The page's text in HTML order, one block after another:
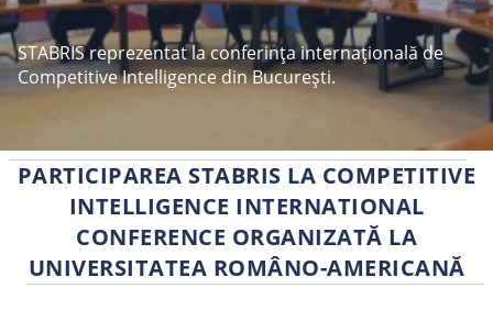
STABRIS reprezentat la conferința internațională de
Competitive Intelligence din București.
PARTICIPAREA STABRIS LA COMPETITIVE
INTELLIGENCE INTERNATIONAL
CONFERENCE ORGANIZATĂ LA
UNIVERSITATEA ROMÂNO-AMERICANĂ